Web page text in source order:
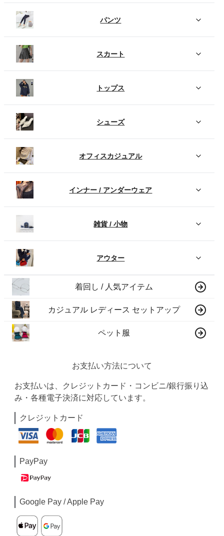
パンツ
スカート
トップス
シューズ
オフィスカジュアル
インナー / アンダーウェア
雑貨 / 小物
アウター
着回し / 人気アイテム
カジュアル レディース セットアップ
ペット服
お支払い方法について
お支払いは、クレジットカード・コンビニ/銀行振り込
み・各種電子決済に対応しています。
クレジットカード
PayPay
Google Pay / Apple Pay